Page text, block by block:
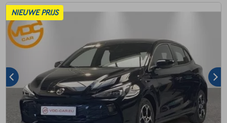
NIEUWE PRIJS